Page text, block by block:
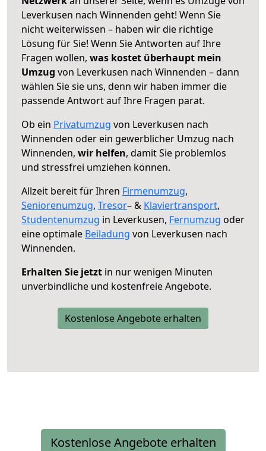
Leverkusen nach Winnenden geht! Wenn Sie
nicht weiterwissen – haben wir die richtige
Lösung für Sie! Wenn Sie Antworten auf Ihre
Fragen wollen, was kostet überhaupt mein
Umzug von Leverkusen nach Winnenden – dann
wählen Sie sie uns, denn wir haben immer die
passende Antwort auf Ihre Fragen parat.
Ob ein Privatumzug von Leverkusen nach
Winnenden oder ein gewerblicher Umzug nach
Winnenden, wir helfen, damit Sie problemlos
und stressfrei umziehen können.
Allzeit bereit für Ihren Firmenumzug,
Seniorenumzug, Tresor– & Klaviertransport,
Studentenumzug in Leverkusen, Fernumzug oder
eine optimale Beiladung von Leverkusen nach
Winnenden.
Erhalten Sie jetzt in nur wenigen Minuten
unverbindliche und kostenfreie Angebote.
Kostenlose Angebote erhalten
Kostenlose Angebote erhalten